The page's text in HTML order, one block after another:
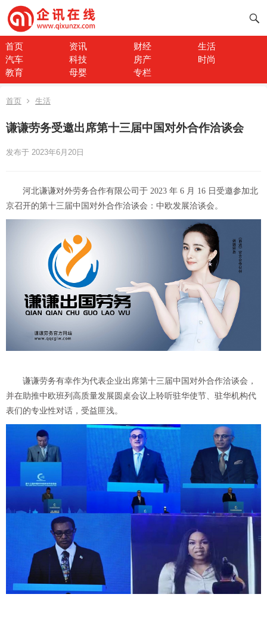
首页 资讯 财经
生活
汽车
科技 房产
时尚
教育
母婴 专栏
首页 生活
谦谦劳务受邀出席第十三届中国对外合作洽谈会
发布于 2023年6月20日
河北谦谦对外劳务合作有限公司于 2023 年 6 月 16 日受邀参加北
京召开的第十三届中国对外合作洽谈会：中欧发展洽谈会。
谦谦劳务有幸作为代表企业出席第十三届中国对外合作洽谈会，
并在助推中欧班列高质量发展圆桌会议上聆听驻华使节、驻华机构代
表们的专业性对话，受益匪浅。